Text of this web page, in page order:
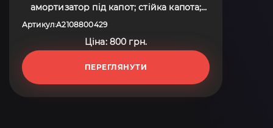
амортизатор під капот; стійка капота;
упор капота; амортизатор капота
A2108800429
Артикул:A2108800429
Ціна: 800 грн.
ПЕРЕГЛЯНУТИ